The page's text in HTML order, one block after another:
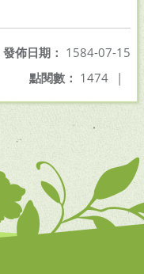
發佈日期： 1584-07-15
點閱數： 1474 |